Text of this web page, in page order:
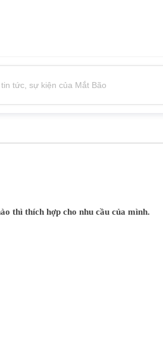
thì thích hợp cho nhu cầu của mình.